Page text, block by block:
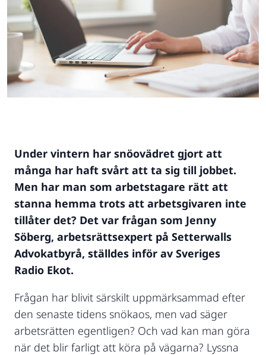
Under vintern har snöovädret gjort att
många har haft svårt att ta sig till jobbet.
Men har man som arbetstagare rätt att
stanna hemma trots att arbetsgivaren inte
tillåter det? Det var frågan som Jenny
Söberg, arbetsrättsexpert på Setterwalls
Advokatbyrå, ställdes inför av Sveriges
Radio Ekot.
Frågan har blivit särskilt uppmärksammad efter
den senaste tidens snökaos, men vad säger
arbetsrätten egentligen? Och vad kan man göra
när det blir farligt att köra på vägarna? Lyssna